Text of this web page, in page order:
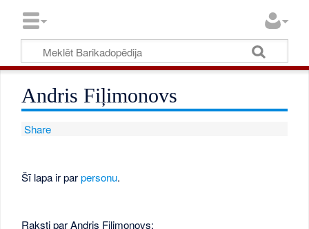
Andris Fiļimonovs
Share
Šī lapa ir parpersonu.
Raksti par Andris Fiļimonovs: